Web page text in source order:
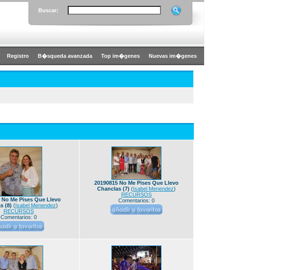
Buscar:
Registro B�squeda avanzada Top im�genes Nuevas im�genes
No Me Pises Que Llevo
(8) (Isabel Menendez)
RECURSOS
Comentarios: 0
20190815 No Me Pises Que Llevo
Chanclas (7) (Isabel Menendez)
RECURSOS
Comentarios: 0